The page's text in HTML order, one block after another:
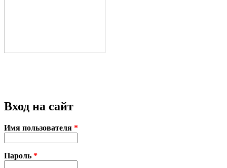
Вход на сайт
Имя пользователя *
Пароль *